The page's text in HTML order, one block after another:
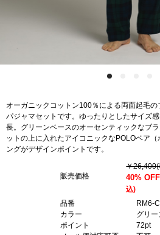
オーガニックコットン100％による両面起毛
パジャマセットです。ゆったりとしたサイズ
長。グリーンベースのオーセンティックなブ
ットの上に入れたアイコニックなPOLOベア
ングがデザインポイントです。
販売価格
￥26,400
40% OFF
込)
品番
RM6-
カラー
グリー
ポイント
72pt